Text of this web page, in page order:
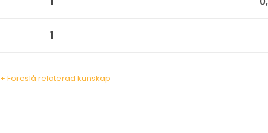
1
+ Föreslå relaterad kunskap